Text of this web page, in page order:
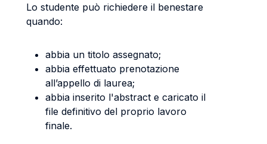
Lo studente può richiedere il benestare
quando:
abbia un titolo assegnato;
abbia effettuato prenotazione
all’appello di laurea;
abbia inserito l'abstract e caricato il
file definitivo del proprio lavoro
finale.